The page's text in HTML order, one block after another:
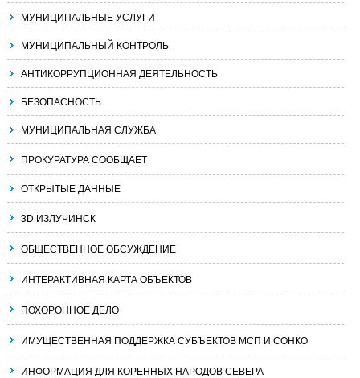
МУНИЦИПАЛЬНЫЕ УСЛУГИ
МУНИЦИПАЛЬНЫЙ КОНТРОЛЬ
АНТИКОРРУПЦИОННАЯ ДЕЯТЕЛЬНОСТЬ
БЕЗОПАСНОСТЬ
МУНИЦИПАЛЬНАЯ СЛУЖБА
ПРОКУРАТУРА СООБЩАЕТ
ОТКРЫТЫЕ ДАННЫЕ
3D ИЗЛУЧИНСК
ОБЩЕСТВЕННОЕ ОБСУЖДЕНИЕ
ИНТЕРАКТИВНАЯ КАРТА ОБЪЕКТОВ
ПОХОРОННОЕ ДЕЛО
ИМУЩЕСТВЕННАЯ ПОДДЕРЖКА СУБЪЕКТОВ МСП И СОНКО
ИНФОРМАЦИЯ ДЛЯ КОРЕННЫХ НАРОДОВ СЕВЕРА